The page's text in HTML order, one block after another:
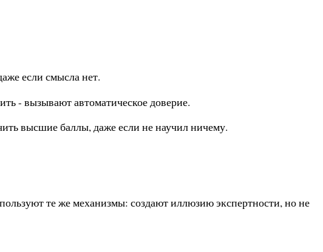
если смысла нет.
- вызывают автоматическое доверие.
высшие баллы, даже если не научил ничему.
те же механизмы: создают иллюзию экспертности, но не